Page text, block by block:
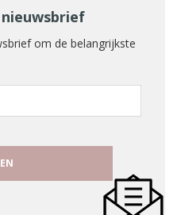
om de belangrijkste